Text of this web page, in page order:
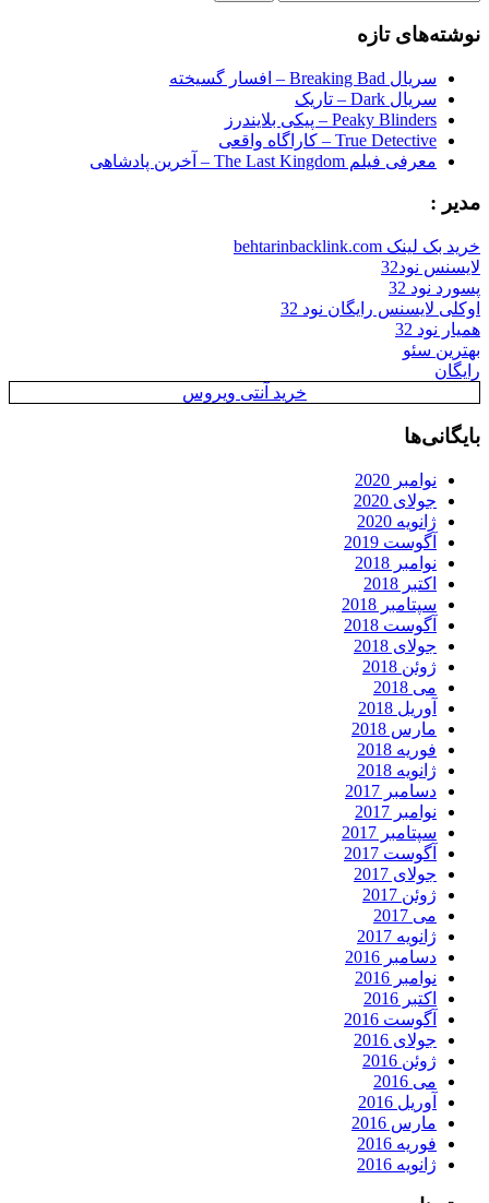
نوشته‌های تازه
سریال Breaking Bad – افسار گسیخته
سریال Dark – تاریک
Peaky Blinders – پیکی بلایندرز
True Detective – کاراگاه واقعی
معرفی فیلم The Last Kingdom – آخرین پادشاهی
مدیر :
خرید بک لینک behtarinbacklink.com
لایسنس نود32
پسورد نود 32
اوکلی لایسنس رایگان نود 32
همیار نود 32
بهترین سئو
رایگان
خرید آنتی ویروس
بایگانی‌ها
نوامبر 2020
جولای 2020
ژانویه 2020
آگوست 2019
نوامبر 2018
اکتبر 2018
سپتامبر 2018
آگوست 2018
جولای 2018
ژوئن 2018
می 2018
آوریل 2018
مارس 2018
فوریه 2018
ژانویه 2018
دسامبر 2017
نوامبر 2017
سپتامبر 2017
آگوست 2017
جولای 2017
ژوئن 2017
می 2017
ژانویه 2017
دسامبر 2016
نوامبر 2016
اکتبر 2016
آگوست 2016
جولای 2016
ژوئن 2016
می 2016
آوریل 2016
مارس 2016
فوریه 2016
ژانویه 2016